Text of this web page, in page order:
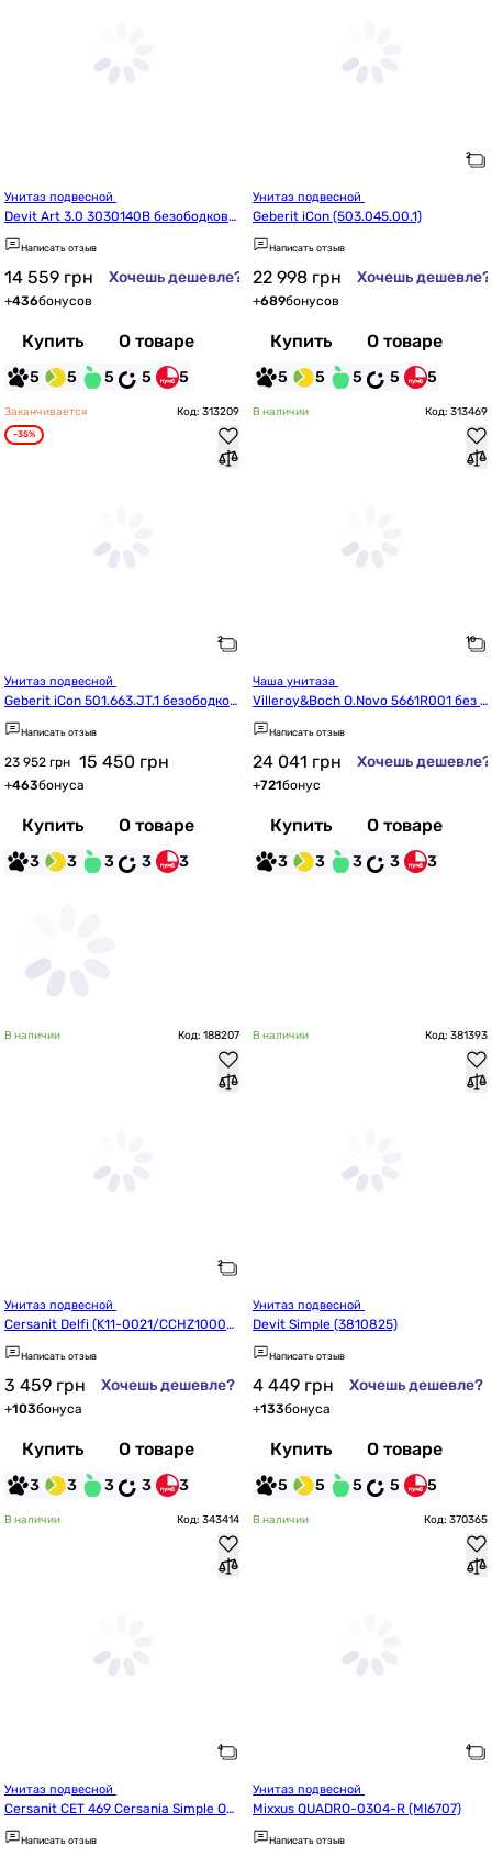
Devit Art 3.0 3030140B безободковы
й с крышкой soft-close, Vortex Flush,
черный мат
Написать отзыв
14 559 грн Хочешь дешевле?
+436бонусов
Купить О товаре
5 5 5 5 5
Geberit iCon (503.045.00.1)
Написать отзыв
22 998 грн Хочешь дешевле?
+689бонусов
Купить О товаре
5 5 5 5 5
Заканчивается Код: 313209
-35%
Geberit iCon 501.663.JT.1 безободков
ий із сидінням з кришкою Softclose,
колір білий альпійський матовий
Написать отзыв
23 952 грн 15 450 грн
+463бонуса
Купить О товаре
3 3 3 3 3
В наличии Код: 313469
Villeroy&Boch O.Novo 5661R001 без б
ачка и крышки
Написать отзыв
24 041 грн Хочешь дешевле?
+721бонус
Купить О товаре
3 3 3 3 3
В наличии Код: 188207
Cersanit Delfi (K11-0021/CCHZ10000
30936)
Написать отзыв
3 459 грн Хочешь дешевле?
+103бонуса
Купить О товаре
3 3 3 3 3
В наличии Код: 381393
Devit Simple (3810825)
Написать отзыв
4 449 грн Хочешь дешевле?
+133бонуса
Купить О товаре
5 5 5 5 5
В наличии Код: 343414
Cersanit СЕТ 469 Cersania Simple On
(S701-554)
Написать отзыв
В наличии Код: 370365
Mixxus QUADRO-0304-R (MI6707)
Написать отзыв